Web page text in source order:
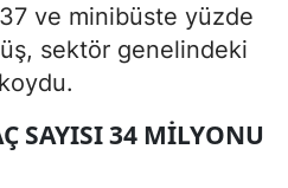
ve minibüste yüzde
sektör genelindeki
SAYISI 34 MILYONU